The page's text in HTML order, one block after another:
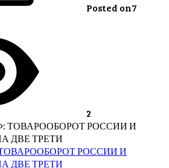
Posted on7
2
РОССИИ И
ДВЕ ТРЕТИ